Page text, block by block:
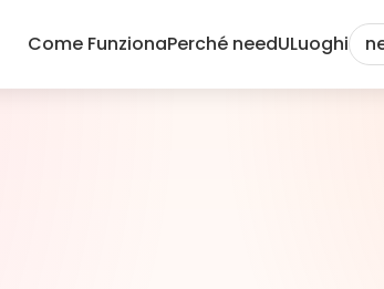
Come FunzionaPerché needULuoghi